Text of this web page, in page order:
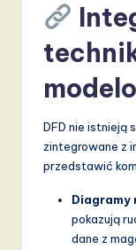
DFD nie istnieją
zintegrowane z
przedstawić
Diagramy
pokazują
dane z